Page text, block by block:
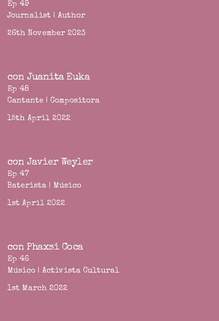
Ep 49
Journalist | Author
26th November 2023
con Juanita Euka
Ep 48
Cantante | Compositora
15th April 2022
con Javier Weyler
Ep 47
Baterista | Músico
1st April 2022
con Phaxsi Coca
Ep 46
Músico | Activista Cultural
1st March 2022